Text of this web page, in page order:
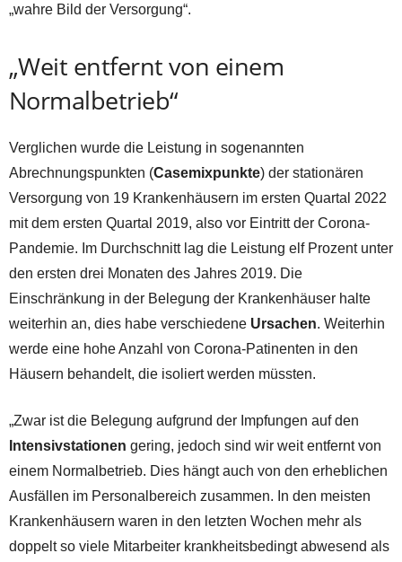
„wahre Bild der Versorgung“.
„Weit entfernt von einem
Normalbetrieb“
Verglichen wurde die Leistung in sogenannten
Abrechnungspunkten (Casemixpunkte) der stationären
Versorgung von 19 Krankenhäusern im ersten Quartal 2022
mit dem ersten Quartal 2019, also vor Eintritt der Corona-
Pandemie. Im Durchschnitt lag die Leistung elf Prozent unter
den ersten drei Monaten des Jahres 2019. Die
Einschränkung in der Belegung der Krankenhäuser halte
weiterhin an, dies habe verschiedene Ursachen. Weiterhin
werde eine hohe Anzahl von Corona-Patinenten in den
Häusern behandelt, die isoliert werden müssten.
„Zwar ist die Belegung aufgrund der Impfungen auf den
Intensivstationen gering, jedoch sind wir weit entfernt von
einem Normalbetrieb. Dies hängt auch von den erheblichen
Ausfällen im Personalbereich zusammen. In den meisten
Krankenhäusern waren in den letzten Wochen mehr als
doppelt so viele Mitarbeiter krankheitsbedingt abwesend als